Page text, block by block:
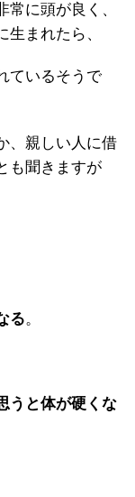
常に頭が良く、
まれたら、
ているそうで
、親しい人に借
も聞きますが
る。
うと体が硬くな